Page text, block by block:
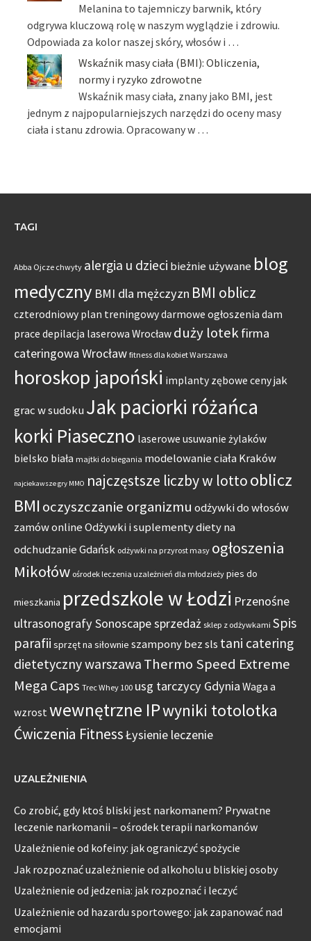
Melanina to tajemniczy barwnik, który
odgrywa kluczową rolę w naszym wyglądzie i zdrowiu.
Odpowiada za kolor naszej skóry, włosów i …
Wskaźnik masy ciała (BMI): Obliczenia,
normy i ryzyko zdrowotne
Wskaźnik masy ciała, znany jako BMI, jest
jednym z najpopularniejszych narzędzi do oceny masy
ciała i stanu zdrowia. Opracowany w …
TAGI
Abba Ojcze chwyty alergia u dzieci bieżnie używane blog
medyczny BMI dla mężczyzn BMI oblicz
czterodniowy plan treningowydarmowe ogłoszenia dam
prace depilacja laserowa Wrocław duży lotekfirma
cateringowa Wrocław fitness dla kobiet Warszawa
horoskop japoński implanty zębowe cenyjak
grac w sudoku Jak paciorki różańca
korki Piaseczno laserowe usuwanie żylaków
bielsko biała majtki do biegania modelowanie ciała Kraków
najciekawsze gry MMO najczęstsze liczby w lottooblicz
BMI oczyszczanie organizmu odżywki do włosów
zamów onlineOdżywki i suplementy diety na
odchudzanie Gdańsk odżywki na przyrost masy ogłoszenia
Mikołów ośrodek leczenia uzależnień dla młodzieży pies do
mieszkania przedszkole w Łodzi Przenośne
ultrasonografy Sonoscape sprzedaż sklep z odżywkami Spis
parafii sprzęt na siłownie szampony bez sls tani catering
dietetyczny warszawa Thermo Speed Extreme
Mega Caps Trec Whey 100 usg tarczycy Gdynia Waga a
wzrost wewnętrzne IPwyniki totolotka
Ćwiczenia FitnessŁysienie leczenie
UZALEŻNIENIA
Co zrobić, gdy ktoś bliski jest narkomanem? Prywatne
leczenie narkomanii – ośrodek terapii narkomanów
Uzależnienie od kofeiny: jak ograniczyć spożycie
Jak rozpoznać uzależnienie od alkoholu u bliskiej osoby
Uzależnienie od jedzenia: jak rozpoznać i leczyć
Uzależnienie od hazardu sportowego: jak zapanować nad
emocjami